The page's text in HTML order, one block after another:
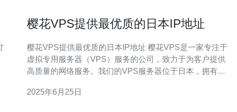
樱花VPS提供最优质的日本IP地址
樱花VPS提供最优质的日本IP地址 樱花VPS是一家专注于
虚拟专用服务器（VPS）服务的公司，致力于为客户提供
高质量的网络服务。我们的VPS服务器位于日本，拥有稳
日本IP地址。 日本IP地址在互联网上拥有很高的信誉度和
2025年6月25日